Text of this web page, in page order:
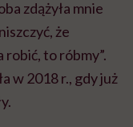
zdążyła mnie
że
robić, to róbmy”.
w 2018 r., gdy już